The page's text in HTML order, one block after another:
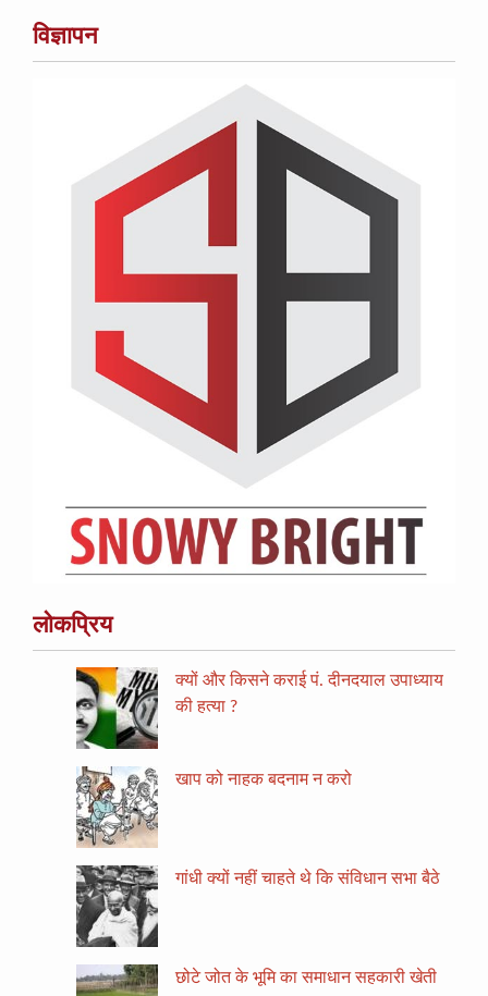
विज्ञापन
लोकप्रिय
क्यों और किसने कराई पं. दीनदयाल उपाध्याय
की हत्या ?
खाप को नाहक बदनाम न करो
गांधी क्यों नहीं चाहते थे कि संविधान सभा बैठे
छोटे जोत के भूमि का समाधान सहकारी खेती